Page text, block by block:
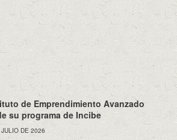
de Emprendimiento Avanzado
su programa de Incibe
DE 2026